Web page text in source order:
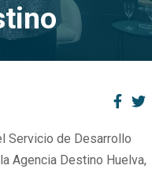
Servicio de Desarrollo
Agencia Destino Huelva,